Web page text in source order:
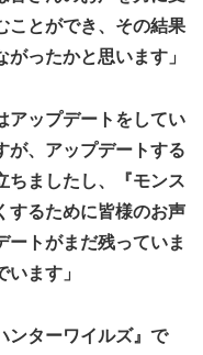
ことができ、その結果
ったかと思います」
アップデートをしてい
が、アップデートする
ちましたし、『モンス
するために皆様のお声
ートがまだ残っていま
ます」
ンターワイルズ』で